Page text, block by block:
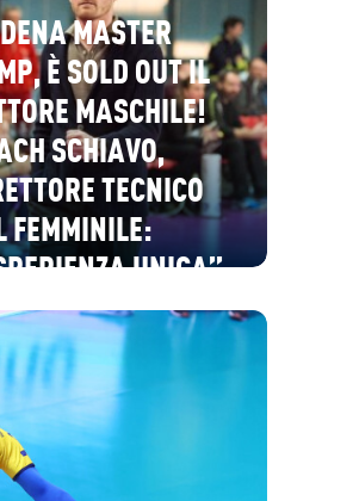
MASTER
È SOLD OUT IL
MASCHILE!
SCHIAVO,
TECNICO
FEMMINILE:
UNICA”